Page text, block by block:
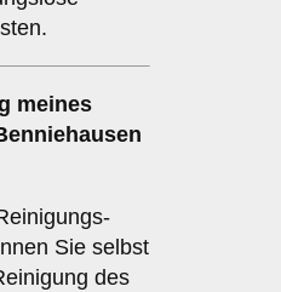
meines
Sie selbst
des